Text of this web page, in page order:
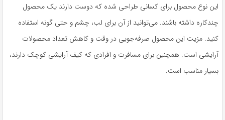
این نوع محصول برای کسانی طراحی شده که دوست دارند یک محصول
چندکاره داشته باشند. می‌توانید از آن برای لب، چشم و حتی گونه استفاده
کنید. مزیت این محصول صرفه‌جویی در وقت و کاهش تعداد محصولات
آرایشی است. همچنین برای مسافرت و افرادی که کیف آرایشی کوچک دارند،
بسیار مناسب است.